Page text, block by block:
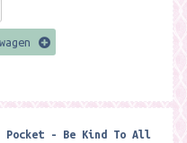
- Be Kind To All